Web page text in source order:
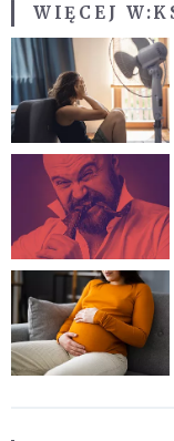
WIĘCEJ W: